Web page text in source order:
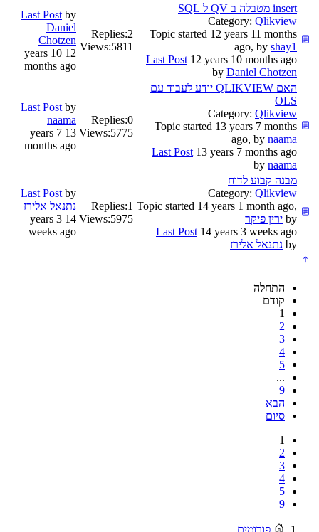
insert מטבלה ב QV ל SQL
Category: Qlikview
Topic started 12 years 11 months
ago, by shay1
Last Post 12 years 10 months ago
by Daniel Chotzen
Replies:2
Views:5811
Last Post by
Daniel
Chotzen
12 years 10
months ago
האם QLIKVIEW יודע לעבוד עם
OLS
Category: Qlikview
Topic started 13 years 7 months
ago, by naama
Last Post 13 years 7 months ago
by naama
Replies:0
Views:5775
Last Post by
naama
13 years 7
months ago
מבנה קבוע לדוח
Category: Qlikview
Topic started 14 years 1 month ago,
by ירין פיקר
Last Post 14 years 3 weeks ago
by נתנאל אלירז
Replies:1
Views:5975
Last Post by
נתנאל אלירז
14 years 3
weeks ago
התחלה
קודם
1
2
3
4
5
...
9
הבא
סיום
1
2
3
4
5
9